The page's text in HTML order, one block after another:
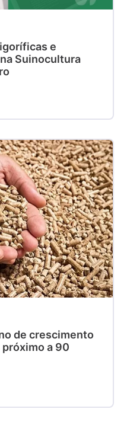
e
Suinocultura
de crescimento
a 90